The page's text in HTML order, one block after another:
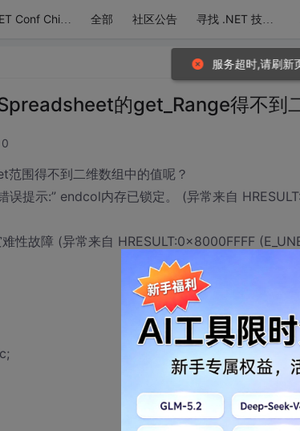
.NET Conf China 全部 社区公告 寻找 .NET 技术达人
的get_Range得不到
围得不到二维数组中的值呢？
误提示:” endcol内存已锁定。 (异常来自
性故障 (异常来自 HRESULT:0x8000FFFF
服务超时,请刷新